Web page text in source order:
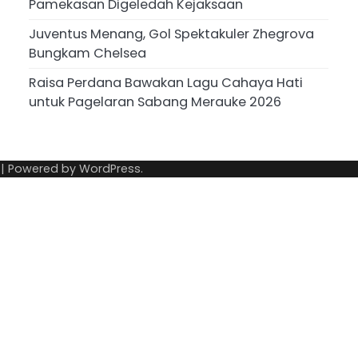
Pamekasan Digeledah Kejaksaan
Juventus Menang, Gol Spektakuler Zhegrova
Bungkam Chelsea
Raisa Perdana Bawakan Lagu Cahaya Hati
untuk Pagelaran Sabang Merauke 2026
| Powered by WordPress.